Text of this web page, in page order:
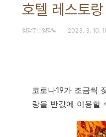
호텔 레스토
영감주는영감님 2023. 3. 10.
코로나19가 조금씩
랑을 반값에 이용할